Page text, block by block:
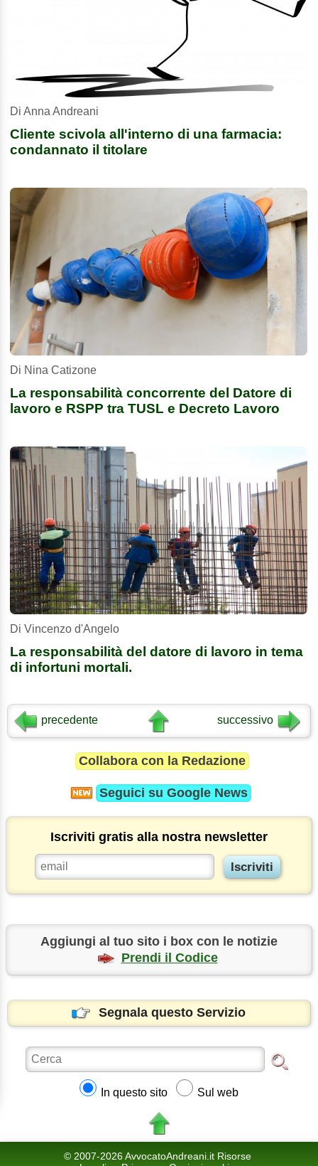
Di Anna Andreani
Cliente scivola all'interno di una farmacia:
condannato il titolare
Di Nina Catizone
La responsabilità concorrente del Datore di
lavoro e RSPP tra TUSL e Decreto Lavoro
Di Vincenzo d'Angelo
La responsabilità del datore di lavoro in tema
di infortuni mortali.
precedente successivo
Collabora con la Redazione
Seguici su Google News
Iscriviti gratis alla nostra newsletter
Aggiungi al tuo sito i box con le notizie
Prendi il Codice
Segnala questo Servizio
In questo sito Sul web
© 2007-2026 AvvocatoAndreani.it Risorse